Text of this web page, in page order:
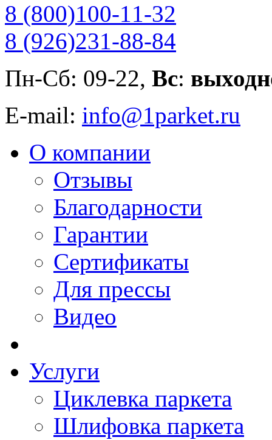
8 (800)100-11-32
8 (926)231-88-84
Пн-Сб: 09-22, Вс:
E-mail: info@1parket.ru
О компании
Отзывы
Благодарности
Гарантии
Сертификаты
Для прессы
Видео
Услуги
Циклевка паркета
Шлифовка паркета